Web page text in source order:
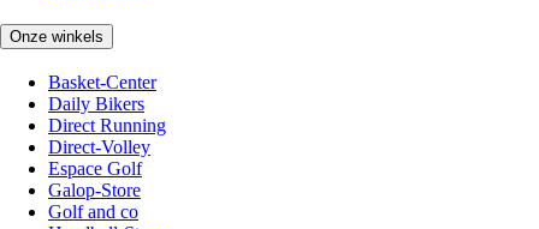
Onze winkels
Basket-Center
Daily Bikers
Direct Running
Direct-Volley
Espace Golf
Galop-Store
Golf and co